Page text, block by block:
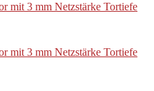
mit 3 mm Netzstärke Tortiefe
mit 3 mm Netzstärke Tortiefe